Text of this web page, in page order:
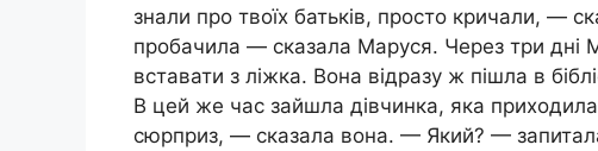
знали про твоїх батьків, просто кричали, —
пробачила — сказала Маруся. Через три дні
вставати з ліжка. Вона відразу ж пішла в
В цей же час зайшла дівчинка, яка
сюрприз, — сказала вона. — Який? —